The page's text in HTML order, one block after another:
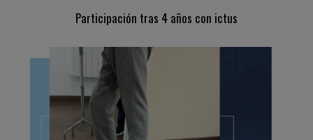
Participación tras 4 años con ictus